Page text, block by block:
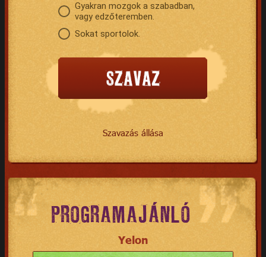
Gyakran mozgok a szabadban,
vagy edzőteremben.
Sokat sportolok.
Szavazás állása
PROGRAMAJÁNLÓ
Yelon